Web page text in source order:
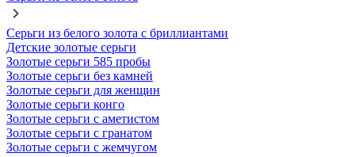
Серьги из белого золота с бриллиантами
Детские золотые серьги
Золотые серьги 585 пробы
Золотые серьги без камней
Золотые серьги для женщин
Золотые серьги конго
Золотые серьги с аметистом
Золотые серьги с гранатом
Золотые серьги с жемчугом